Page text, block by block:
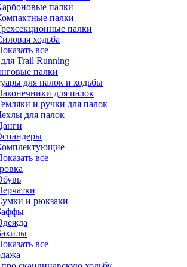
палки
палки
палки
ходьба
все
Trail Running
палки
для палок и ходьбы
для палок
и ручки для палок
для палок
все
и рюкзаки
все